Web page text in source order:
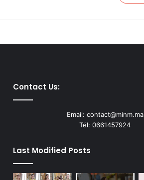
Contact Us:
Email: contact@minm.ma
Tél: 0661457924
Last Modified Posts